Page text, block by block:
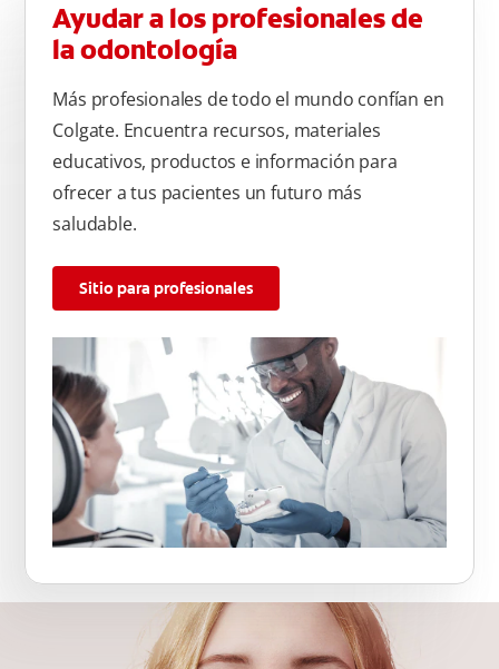
Ayudar a los profesionales de
la odontología
Más profesionales de todo el mundo confían en
Colgate. Encuentra recursos, materiales
educativos, productos e información para
ofrecer a tus pacientes un futuro más
saludable.
Sitio para profesionales